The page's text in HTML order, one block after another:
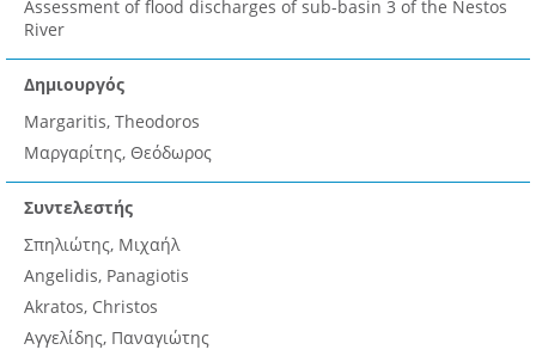
Assessment of flood discharges of sub-basin 3 of the Nestos
River
Δημιουργός
Margaritis, Theodoros
Μαργαρίτης, Θεόδωρος
Συντελεστής
Σπηλιώτης, Μιχαήλ
Angelidis, Panagiotis
Akratos, Christos
Αγγελίδης, Παναγιώτης